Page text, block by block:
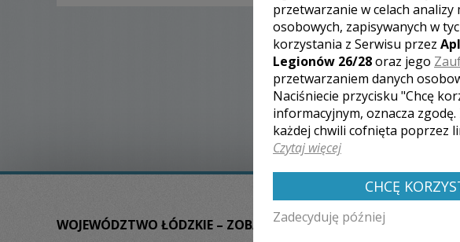
WOJEWÓDZTWO ŁÓDZKIE – ZOBACZ LISTĘ FOTOGRAFÓW Z
przetwarzanie w celach analizy
osobowych, zapisywanych w
korzystania z Serwisu przez
Legionów 26/28oraz jego
przetwarzaniem danych
Naciśniecie przycisku "Chcę
informacyjnym, oznacza
każdej chwili cofnięta poprzez
Czytaj więcej
CHCĘ
Zadecyduję później